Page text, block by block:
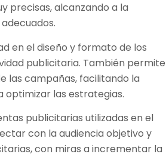
precisas, alcanzando a la
en el diseño y formato de los
publicitaria. También permite
las campañas, facilitando la
optimizar las estrategias.
publicitarias utilizadas en el
con la audiencia objetivo y
con miras a incrementar la